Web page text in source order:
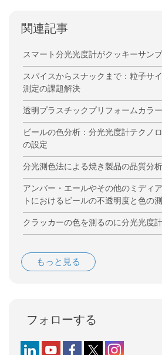
関連記事
スマート分光光度計がクッキーサン
スパイスからスナックまで：粒子サ
測定の課題解決
透明プラスチックプリフォームカラ
ビールの色分析：分光光度計テクノ
の設定
分光測色法による焼き製品の品質分析
アンバー・エールやその他のミディ
トにおけるビールの不透明度と色の
クラッカーの色を測るのに分光光度
もっと見る
フォローする
Follow us on LinkedIn
Follow us on YouTube
Follow us on Facebook
Follow us on X
Follow us on